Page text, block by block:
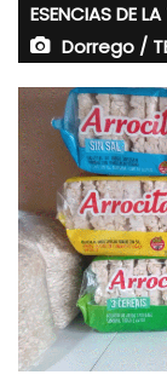
ESENCIAS DE
Dorrego /